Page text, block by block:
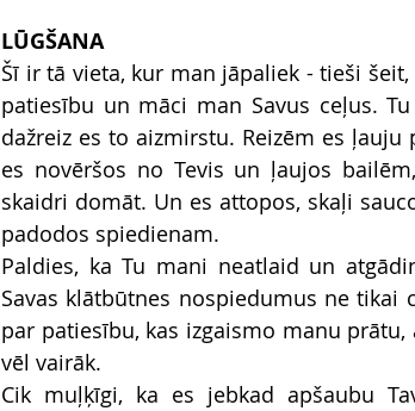
LŪGŠANA
Šī ir tā vieta, kur man jāpaliek - tieši
patiesību un māci man Savus ceļus.
dažreiz es to aizmirstu. Reizēm es
es novēršos no Tevis un ļaujos
skaidri domāt. Un es attopos, skaļi
padodos spiedienam.
Paldies, ka Tu mani neatlaid un
Savas klātbūtnes nospiedumus ne tikai
par patiesību, kas izgaismo manu
vēl vairāk.
Cik muļķīgi, ka es jebkad apšaubu